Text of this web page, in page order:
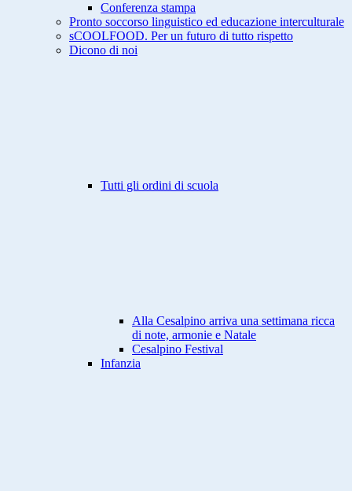
Conferenza stampa
Pronto soccorso linguistico ed educazione interculturale
sCOOLFOOD. Per un futuro di tutto rispetto
Dicono di noi
Tutti gli ordini di scuola
Alla Cesalpino arriva una settimana ricca
di note, armonie e Natale
Cesalpino Festival
Infanzia